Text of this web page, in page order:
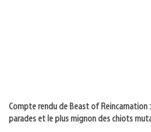
Compte rendu de Beast of Reincarnation
parades et le plus mignon des chiots